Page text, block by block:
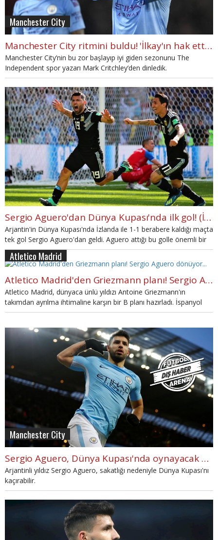
Manchester City
Manchester City ritmini buldu! 'İlkay'ın hak ettiği değer bu'
Manchester City’nin bu zor başlayıp iyi giden sezonunu The
Independent spor yazarı Mark Critchley’den dinledik.
Sergio Aguero'dan Dünya Kupası'nda ilk gol! (İZLE)
Arjantin'in Dünya Kupası'nda İzlanda ile 1-1 berabere kaldığı maçta
tek gol Sergio Aguero'dan geldi. Aguero attığı bu golle önemli bir
istatistiğin sahibi oldu.
Atletico Madrid
Atletico Madrid'den Griezmann planı! Sergio Aguero dönüyor...
Atletico Madrid, dünyaca ünlü yıldızı Antoine Griezmann'ın
takımdan ayrılma ihtimaline karşın bir B planı hazırladı. İspanyol
ekibi eski yıldızı Sergio Aguero'yu istiyor.
Manchester City
Sergio Aguero, Dünya Kupası'nda oynayacak mı?
Arjantinli yıldız Sergio Aguero, sakatlığı nedeniyle Dünya Kupası'nı
kaçırabilir.